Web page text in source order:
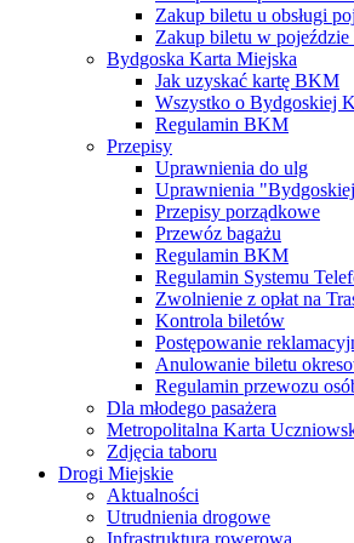
Zakup biletu u obsługi
Zakup biletu w
Bydgoska Karta Miejska
Jak uzyskać kartę BKM
Wszystko o Bydgoskiej
Regulamin BKM
Przepisy
Uprawnienia do ulg
Uprawnienia
Przepisy porządkowe
Przewóz bagażu
Regulamin BKM
Regulamin Systemu
Zwolnienie z opłat na
Kontrola biletów
Postępowanie
Anulowanie biletu
Regulamin przewozu
Dla młodego pasażera
Metropolitalna Karta
Zdjęcia taboru
Drogi Miejskie
Aktualności
Utrudnienia drogowe
Infrastruktura rowerowa